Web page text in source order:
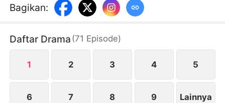
Eka Sutandi, cinta pertama Wenny kembali, Ferdy
kecelakaan dan membutuhkan transfusi darah dari
kejadian itu, Ferdy putuskan untuk cerai. Setelah
Ferdy menghilang, Wenny perlahan menyadari
perasaannya dan mulai mencari Ferdy ke mana-
Bagikan:
Daftar Drama (71 Episode)
1 2 3 4 5
6 7 8 9 Lainnya